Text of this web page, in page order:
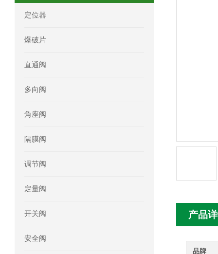
OEMER电机QLS 180M环保农业领域
AC-MOTOREN电机FCPA 71B-2参数
定位器
爆破片
直通阀
多向阀
角座阀
隔膜阀
调节阀
定量阀
开关阀
安全阀
产品
品牌